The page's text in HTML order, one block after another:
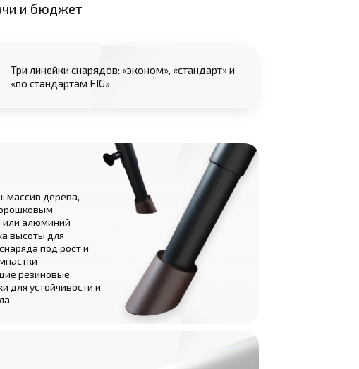
и бюджет
Три линейки снарядов: «эконом», «стандарт» и
«по стандартам FIG»
массив дерева,
или алюминий
высоты для
под рост и
резиновые
для устойчивости и